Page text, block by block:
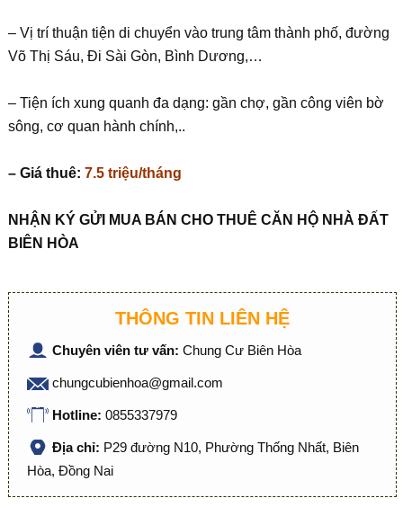
– Vị trí thuận tiện di chuyển vào trung tâm thành phố, đường
Võ Thị Sáu, Đi Sài Gòn, Bình Dương,…
– Tiện ích xung quanh đa dạng: gần chợ, gần công viên bờ
sông, cơ quan hành chính,..
– Giá thuê: 7.5 triệu/tháng
NHẬN KÝ GỬI MUA BÁN CHO THUÊ CĂN HỘ NHÀ ĐẤT
BIÊN HÒA
THÔNG TIN LIÊN HỆ
Chuyên viên tư vấn: Chung Cư Biên Hòa
chungcubienhoa@gmail.com
Hotline: 0855337979
Địa chỉ: P29 đường N10, Phường Thống Nhất, Biên
Hòa, Đồng Nai